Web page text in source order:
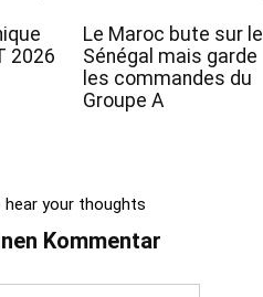
2026
Le Maroc bute sur le
Sénégal mais garde
les commandes du
Groupe A
hear your thoughts
Kommentar